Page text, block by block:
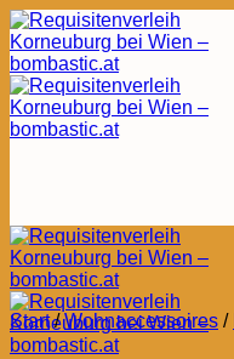
Zum
Inhalt
springen
Start / Wohnaccessoires /